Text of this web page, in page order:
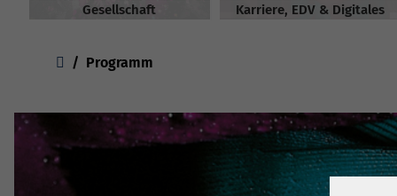
Gesellschaft Karriere, EDV & Digitales
You are here:
Programm